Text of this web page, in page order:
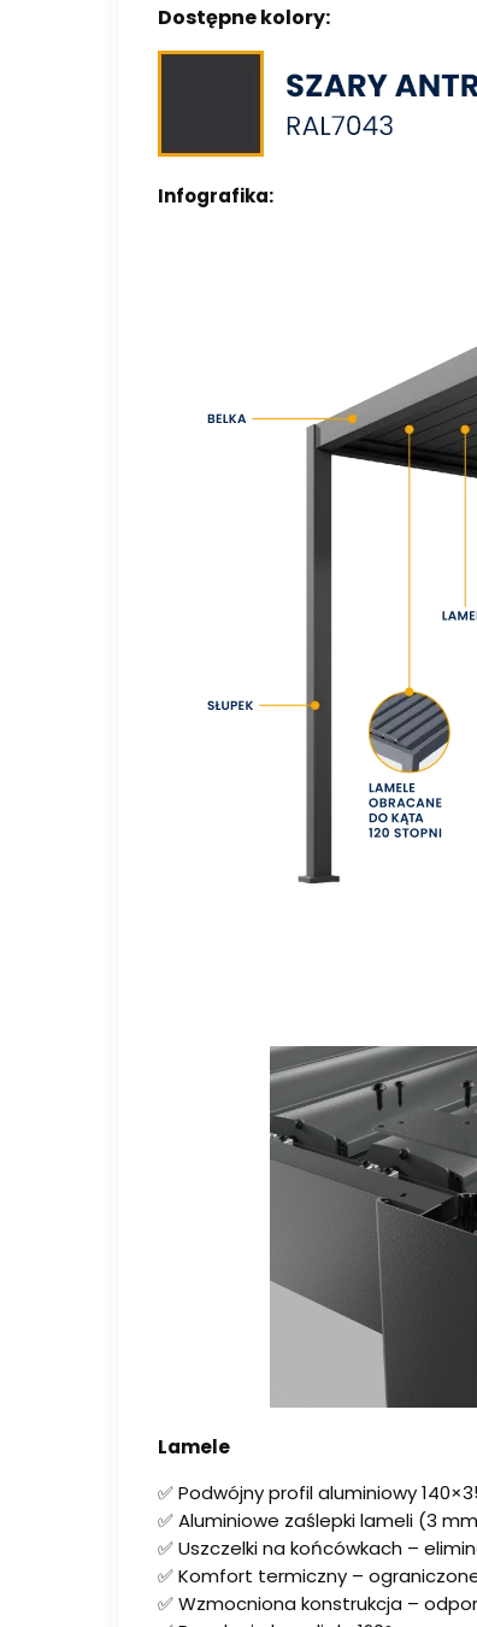
Dostępne kolory:
Infografika:
Lamele
✅ Podwójny profil aluminiowy
✅ Aluminiowe zaślepki lameli (3
✅ Uszczelki na końcówkach –
✅ Komfort termiczny –
✅ Wzmocniona konstrukcja –